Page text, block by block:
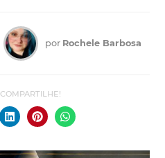
por Rochele Barbosa